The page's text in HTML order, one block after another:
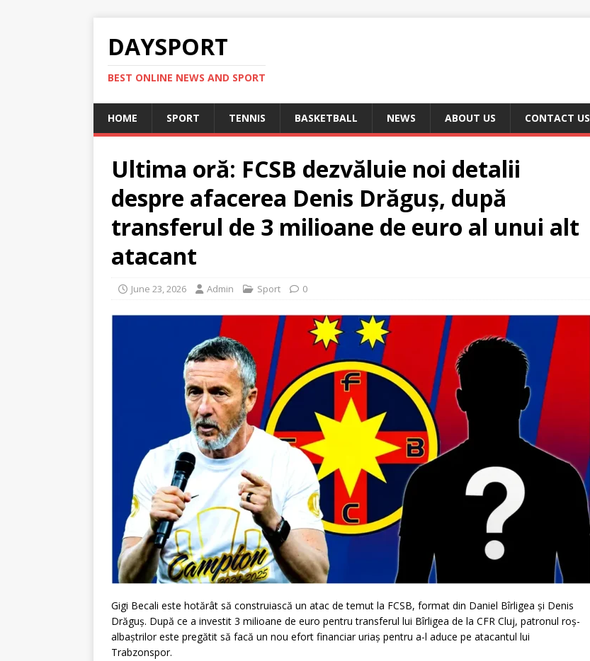
DAYSPORT
BEST ONLINE NEWS AND SPORT
HOME SPORT TENNIS BASKETBALL NEWS ABOUT US CONTACT US
Ultima oră: FCSB dezvăluie noi detalii
despre afacerea Denis Drăguș, după
transferul de 3 milioane de euro al unui alt
atacant
June 23, 2026 Admin Sport 0
Gigi Becali este hotărât să construiască un atac de temut la FCSB, format din Daniel Bîrligea și Denis
Drăguș. După ce a investit 3 milioane de euro pentru transferul lui Bîrligea de la CFR Cluj, patronul roș-
albaștrilor este pregătit să facă un nou efort financiar uriaș pentru a-l aduce pe atacantul lui
Trabzonspor.